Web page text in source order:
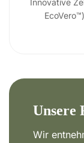
Innovative
Unsere
Wir